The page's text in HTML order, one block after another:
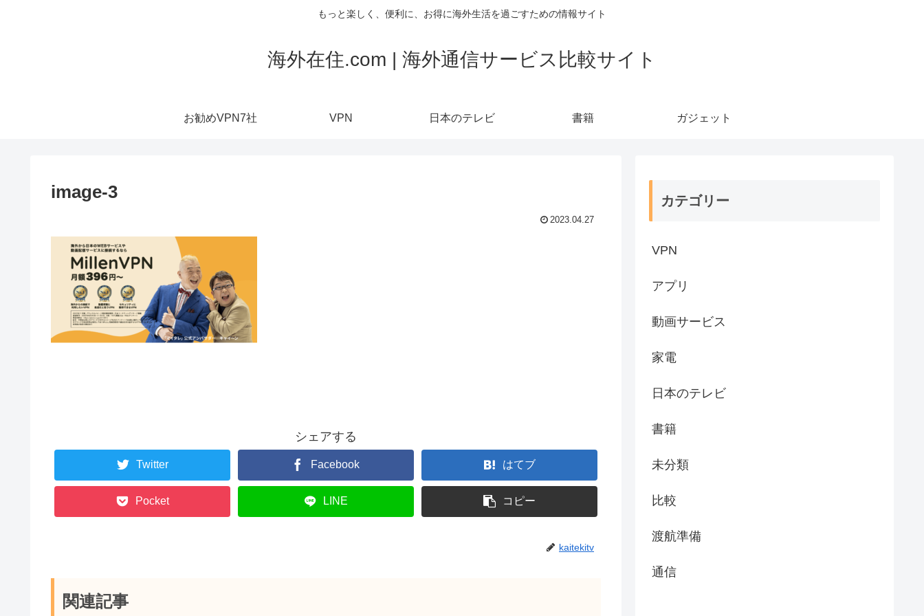
もっと楽しく、便利に、お得に海外生活を過ごすための情報サイト
海外在住.com | 海外通信サービス比較サイト
お勧めVPN7社 VPN 日本のテレビ 書籍 ガジェット
image-3
2023.04.27
シェアする
Twitter Facebook はてブ
Pocket LINE コピー
kaitekitv
関連記事
カテゴリー
VPN
アプリ
動画サービス
家電
日本のテレビ
書籍
未分類
比較
渡航準備
通信